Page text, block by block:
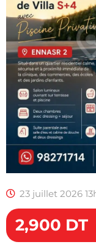
23 juillet 2026
2,900 DT